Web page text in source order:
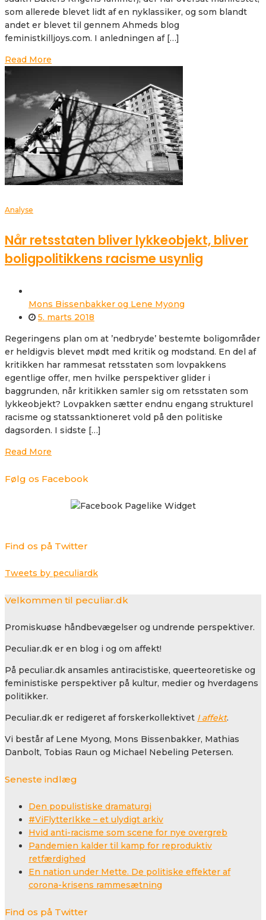
som allerede blevet lidt af en nyklassiker, og som blandt
andet er blevet til gennem Ahmeds blog
feministkilljoys.com. I anledningen af […]
Read More
Analyse
Når retsstaten bliver lykkeobjekt, bliver
boligpolitikkens racisme usynlig
Mons Bissenbakker og Lene Myong
5. marts 2018
Regeringens plan om at ’nedbryde’ bestemte boligområder
er heldigvis blevet mødt med kritik og modstand. En del af
kritikken har rammesat retsstaten som lovpakkens
egentlige offer, men hvilke perspektiver glider i
baggrunden, når kritikken samler sig om retsstaten som
lykkeobjekt? Lovpakken sætter endnu engang strukturel
racisme og statssanktioneret vold på den politiske
dagsorden. I sidste […]
Read More
Følg os Facebook
Find os på Twitter
Tweets by peculiardk
Velkommen til peculiar.dk
Promiskuøse håndbevægelser og undrende perspektiver.
Peculiar.dk er en blog i og om affekt!
På peculiar.dk ansamles antiracistiske, queerteoretiske og
feministiske perspektiver på kultur, medier og hverdagens
politikker.
Peculiar.dk er redigeret af forskerkollektivet I affekt.
Vi består af Lene Myong, Mons Bissenbakker, Mathias
Danbolt, Tobias Raun og Michael Nebeling Petersen.
Seneste indlæg
Den populistiske dramaturgi
#ViFlytterIkke – et ulydigt arkiv
Hvid anti-racisme som scene for nye overgreb
Pandemien kalder til kamp for reproduktiv
retfærdighed
En nation under Mette. De politiske effekter af
corona-krisens rammesætning
Find os på Twitter